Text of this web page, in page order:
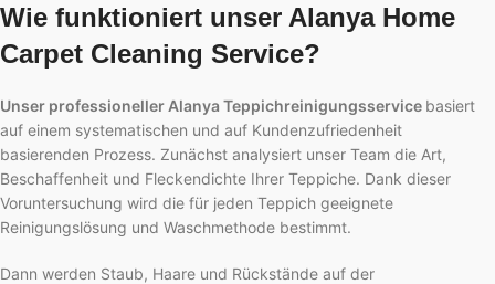
Wie funktioniert unser Alanya Home
Carpet Cleaning Service?
Unser professioneller Alanya Teppichreinigungsservice basiert
auf einem systematischen und auf Kundenzufriedenheit
basierenden Prozess. Zunächst analysiert unser Team die Art,
Beschaffenheit und Fleckendichte Ihrer Teppiche. Dank dieser
Voruntersuchung wird die für jeden Teppich geeignete
Reinigungslösung und Waschmethode bestimmt.
Dann werden Staub, Haare und Rückstände auf der